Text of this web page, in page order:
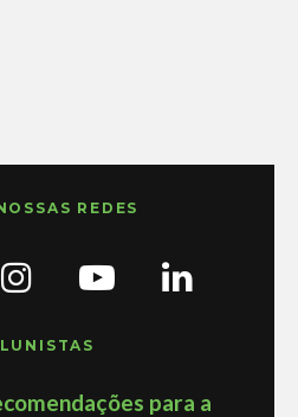
REDES
para a